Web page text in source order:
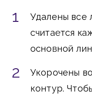
Удалены все
считается
основной
Укорочены
контур.